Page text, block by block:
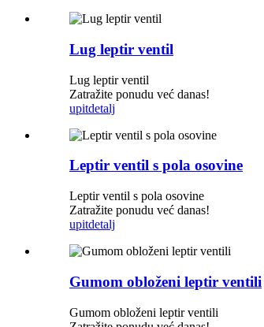
Lug leptir ventil
Lug leptir ventil
Zatražite ponudu već danas!
upitdetalj
Leptir ventil s pola osovine
Leptir ventil s pola osovine
Zatražite ponudu već danas!
upitdetalj
Gumom obloženi leptir ventili
Gumom obloženi leptir ventili